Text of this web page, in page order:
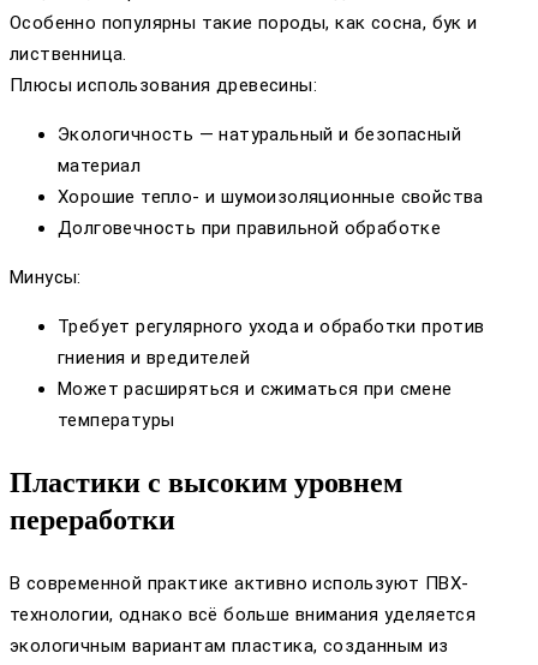
Особенно популярны такие породы, как сосна, бук и
лиственница.
Плюсы использования древесины:
Экологичность — натуральный и безопасный
материал
Хорошие тепло- и шумоизоляционные свойства
Долговечность при правильной обработке
Минусы:
Требует регулярного ухода и обработки против
гниения и вредителей
Может расширяться и сжиматься при смене
температуры
Пластики с высоким уровнем
переработки
В современной практике активно используют ПВХ-
технологии, однако всё больше внимания уделяется
экологичным вариантам пластика, созданным из